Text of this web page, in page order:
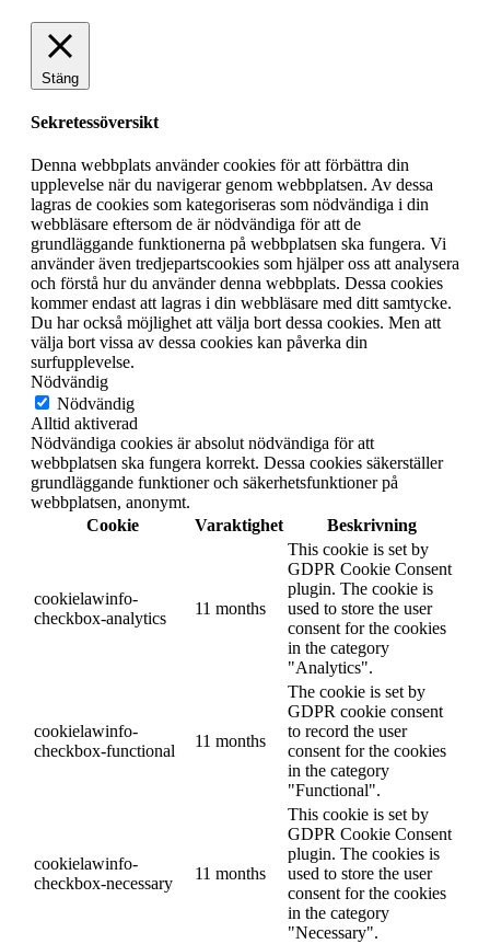
Stäng
Sekretessöversikt
Denna webbplats använder cookies för att förbättra din
upplevelse när du navigerar genom webbplatsen. Av dessa
lagras de cookies som kategoriseras som nödvändiga i din
webbläsare eftersom de är nödvändiga för att de
grundläggande funktionerna på webbplatsen ska fungera. Vi
använder även tredjepartscookies som hjälper oss att analysera
och förstå hur du använder denna webbplats. Dessa cookies
kommer endast att lagras i din webbläsare med ditt samtycke.
Du har också möjlighet att välja bort dessa cookies. Men att
välja bort vissa av dessa cookies kan påverka din
surfupplevelse.
Nödvändig
Nödvändig
Alltid aktiverad
Nödvändiga cookies är absolut nödvändiga för att
webbplatsen ska fungera korrekt. Dessa cookies säkerställer
grundläggande funktioner och säkerhetsfunktioner på
webbplatsen, anonymt.
Cookie
Varaktighet Beskrivning
cookielawinfo-
checkbox-analytics
11 months
This cookie is set by
GDPR Cookie Consent
plugin. The cookie is
used to store the user
consent for the cookies
in the category
"Analytics".
cookielawinfo-
checkbox-functional
11 months
The cookie is set by
GDPR cookie consent
to record the user
consent for the cookies
in the category
"Functional".
cookielawinfo-
checkbox-necessary
11 months
This cookie is set by
GDPR Cookie Consent
plugin. The cookies is
used to store the user
consent for the cookies
in the category
"Necessary".